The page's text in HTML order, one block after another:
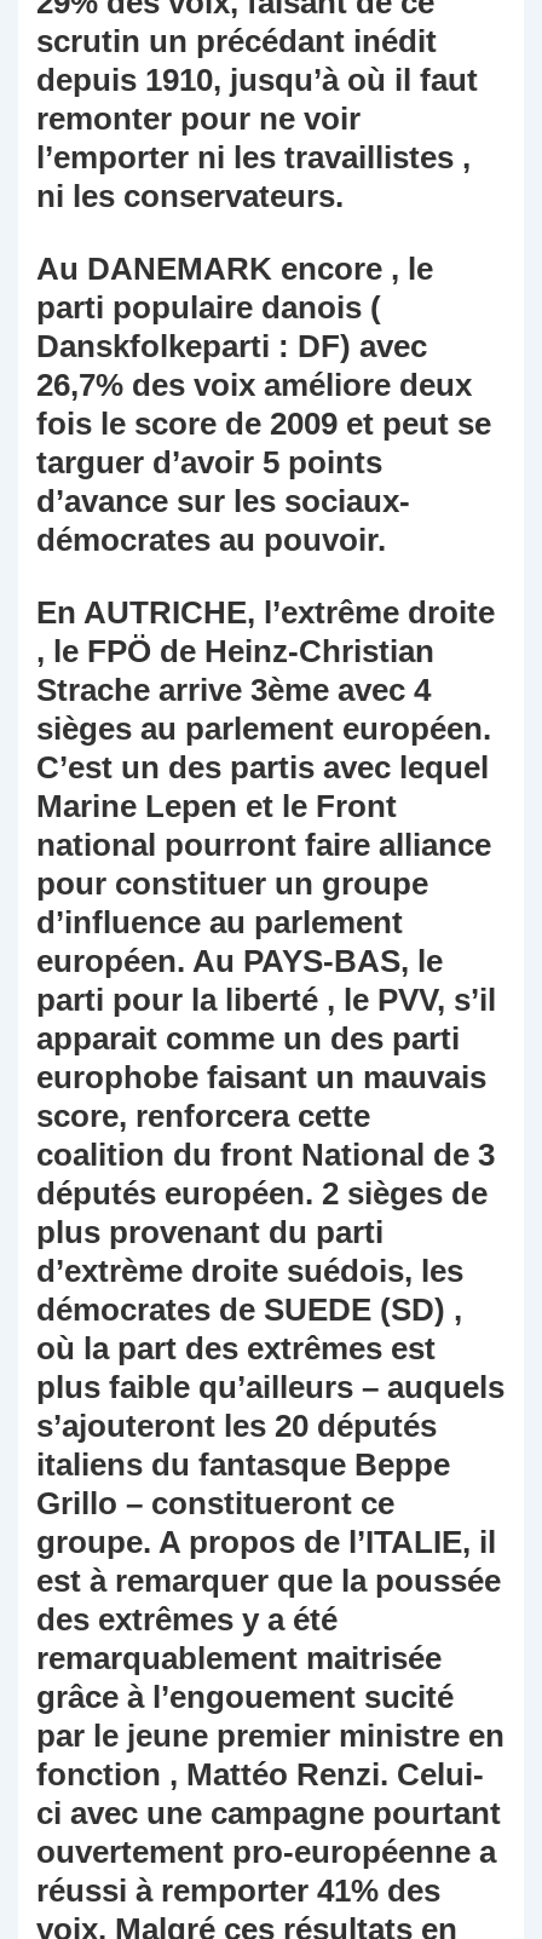
scrutin un précédant inédit
depuis 1910, jusqu’à où il faut
remonter pour ne voir
l’emporter ni les travaillistes ,
ni les conservateurs.
Au DANEMARK encore , le
parti populaire danois (
Danskfolkeparti : DF) avec
26,7% des voix améliore deux
fois le score de 2009 et peut se
targuer d’avoir 5 points
d’avance sur les sociaux-
démocrates au pouvoir.
En AUTRICHE, l’extrême droite
, le FPÖ de Heinz-Christian
Strache arrive 3ème avec 4
sièges au parlement européen.
C’est un des partis avec lequel
Marine Lepen et le Front
national pourront faire alliance
pour constituer un groupe
d’influence au parlement
européen. Au PAYS-BAS, le
parti pour la liberté , le PVV, s’il
apparait comme un des parti
europhobe faisant un mauvais
score, renforcera cette
coalition du front National de 3
députés européen. 2 sièges de
plus provenant du parti
d’extrème droite suédois, les
démocrates de SUEDE (SD) ,
où la part des extrêmes est
plus faible qu’ailleurs – auquels
s’ajouteront les 20 députés
italiens du fantasque Beppe
Grillo – constitueront ce
groupe. A propos de l’ITALIE, il
est à remarquer que la poussée
des extrêmes y a été
remarquablement maitrisée
grâce à l’engouement sucité
par le jeune premier ministre en
fonction , Mattéo Renzi. Celui-
ci avec une campagne pourtant
ouvertement pro-européenne a
réussi à remporter 41% des
voix. Malgré ces résultats en